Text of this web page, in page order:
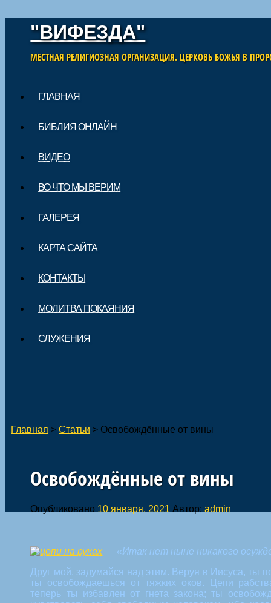
"ВИФЕЗДА"
МЕСТНАЯ РЕЛИГИОЗНАЯ ОРГАНИЗАЦИЯ. ЦЕРКОВЬ БОЖЬЯ В
Main menu
ГЛАВНАЯ
БИБЛИЯ ОНЛАЙН
ВИДЕО
ВО ЧТО МЫ ВЕРИМ
ГАЛЕРЕЯ
КАРТА САЙТА
КОНТАКТЫ
МОЛИТВА ПОКАЯНИЯ
СЛУЖЕНИЯ
Главная > Статьи > Освобождённые от вины
Освобождённые от вины
Опубликовано 10 января, 2021 Автор:admin
«Итак нет ныне никакого
Друг мой, задумайся над этим. Веруя в Иисуса, ты
ты освобождаешься от тяжких оков. Цепи
теперь ты избавлен от гнета закона; ты